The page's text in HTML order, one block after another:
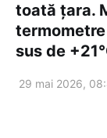
toată țara.
sus de
29 mai 2026,